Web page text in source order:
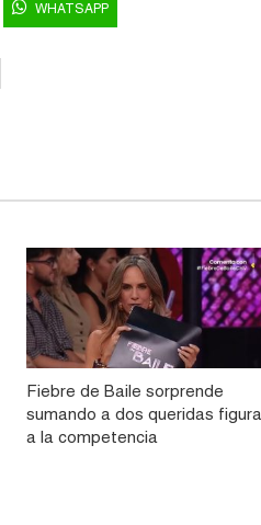
WHATSAPP
Fiebre de Baile sorprende
sumando a dos queridas
a la competencia